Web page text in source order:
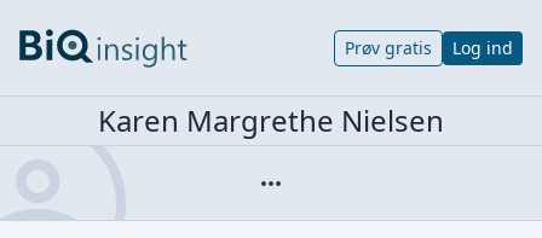
Prøv gratis Log ind
Karen Margrethe Nielsen